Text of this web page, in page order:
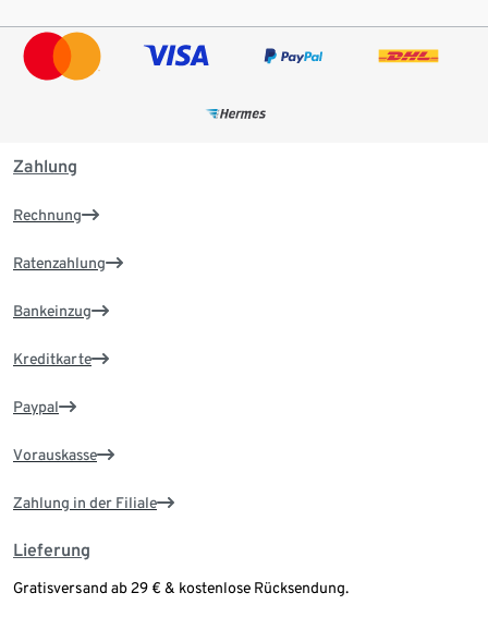
Zahlung
Rechnung
Ratenzahlung
Bankeinzug
Kreditkarte
Paypal
Vorauskasse
Zahlung in der Filiale
Lieferung
Gratisversand ab 29 € & kostenlose Rücksendung.